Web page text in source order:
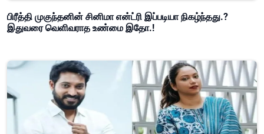
பிரீத்தி முகுந்தனின் சினிமா என்ட்ரி இப்படியா நிகழ்ந்தது.?
இதுவரை வெளிவராத உண்மை இதோ.!